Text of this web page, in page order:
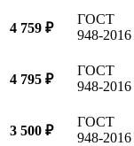
4 759 ₽
ГОСТ
948-2016
4 795 ₽
ГОСТ
948-2016
3 500 ₽
ГОСТ
948-2016